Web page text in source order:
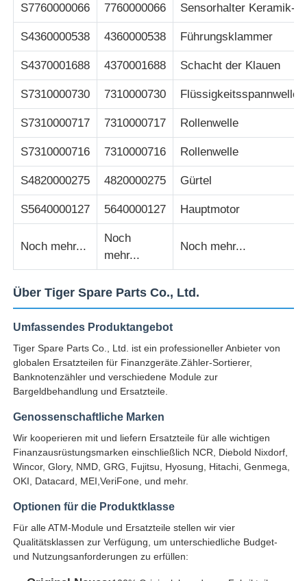
S7760000066 7760000066 Sensorhalter Keramik-
S4360000538 4360000538 Führungsklammer
S4370001688 4370001688 Schacht der Klauen
S7310000730 7310000730 Flüssigkeitsspannwelle
S7310000717 7310000717 Rollenwelle
S7310000716 7310000716 Rollenwelle
S4820000275 4820000275 Gürtel
S5640000127 5640000127 Hauptmotor
Noch mehr...
Noch
mehr...
Noch mehr...
Über Tiger Spare Parts Co., Ltd.
Umfassendes Produktangebot
Tiger Spare Parts Co., Ltd. ist ein professioneller Anbieter von
globalen Ersatzteilen für Finanzgeräte.Zähler-Sortierer,
Banknotenzähler und verschiedene Module zur
Bargeldbehandlung und Ersatzteile.
Genossenschaftliche Marken
Wir kooperieren mit und liefern Ersatzteile für alle wichtigen
Finanzausrüstungsmarken einschließlich NCR, Diebold Nixdorf,
Wincor, Glory, NMD, GRG, Fujitsu, Hyosung, Hitachi, Genmega,
OKI, Datacard, MEI,VeriFone, und mehr.
Optionen für die Produktklasse
Für alle ATM-Module und Ersatzteile stellen wir vier
Qualitätsklassen zur Verfügung, um unterschiedliche Budget-
und Nutzungsanforderungen zu erfüllen: